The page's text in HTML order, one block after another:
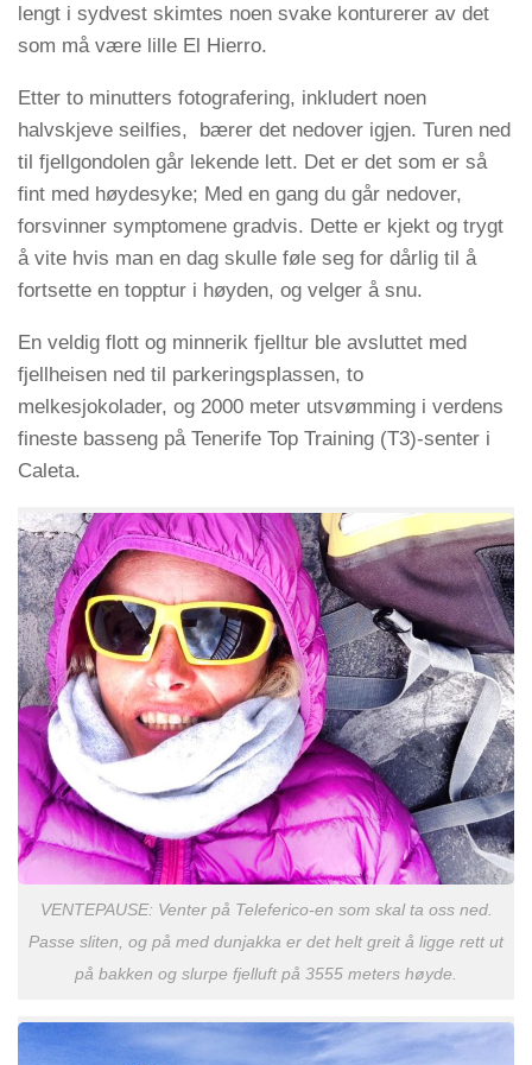
lengt i sydvest skimtes noen svake konturerer av det
som må være lille El Hierro.
Etter to minutters fotografering, inkludert noen
halvskjeve seilfies, bærer det nedover igjen. Turen ned
til fjellgondolen går lekende lett. Det er det som er så
fint med høydesyke; Med en gang du går nedover,
forsvinner symptomene gradvis. Dette er kjekt og trygt
å vite hvis man en dag skulle føle seg for dårlig til å
fortsette en topptur i høyden, og velger å snu.
En veldig flott og minnerik fjelltur ble avsluttet med
fjellheisen ned til parkeringsplassen, to
melkesjokolader, og 2000 meter utsvømming i verdens
fineste basseng på Tenerife Top Training (T3)-senter i
Caleta.
VENTEPAUSE: Venter på Teleferico-en som skal ta oss ned.
Passe sliten, og på med dunjakka er det helt greit å ligge rett ut
på bakken og slurpe fjelluft på 3555 meters høyde.